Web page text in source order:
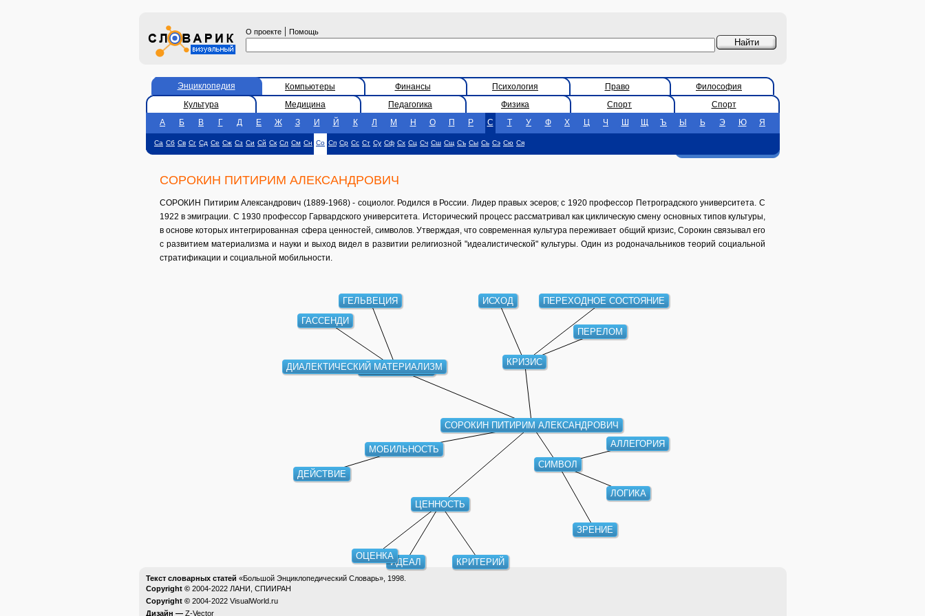
О проекте | Помощь
Энциклопедия Компьютеры Финансы Психология Право
Философия
Культура
Медицина Педагогика Физика Спорт
Спорт
А
Б В Г Д Е Ж З И Й К Л М Н О П Р С Т У Ф Х Ц Ч Ш Щ Ъ Ы Ь Э Ю Я
Са Сб Св Сг Сд Се Сж Сз Си Сй Ск Сл См Сн Со Сп Ср Сс Ст Су Сф Сх Сц Сч Сш Сщ Съ Сы Сь Сэ Сю Ся
СОРОКИН ПИТИРИМ АЛЕКСАНДРОВИЧ
СОРОКИН Питирим Александрович (1889-1968) - социолог. Родился в России. Лидер правых эсеров; с 1920 профессор Петроградского университета. С
1922 в эмиграции. С 1930 профессор Гарвардского университета. Исторический процесс рассматривал как циклическую смену основных типов культуры,
в основе которых интегрированная сфера ценностей, символов. Утверждая, что современная культура переживает общий кризис, Сорокин связывал его
с развитием материализма и науки и выход видел в развитии религиозной "идеалистической" культуры. Один из родоначальников теорий социальной
стратификации и социальной мобильности.
СОРОКИН ПИТИРИМ АЛЕКСАНДРОВИЧ
МОБИЛЬНОСТЬ
МАТЕРИАЛИЗМ
КРИЗИС
СИМВОЛ
ЦЕННОСТЬ
ДЕЙСТВИЕ
ДИАЛЕКТИЧЕСКИЙ МАТЕРИАЛИЗМ
ГАССЕНДИ
ГЕЛЬВЕЦИЯ ПЕРЕХОДНОЕ СОСТОЯНИЕ
ИСХОД
ПЕРЕЛОМ
АЛЛЕГОРИЯ
ЛОГИКА
ЗРЕНИЕ
КРИТЕРИЙ
ИДЕАЛ
ОЦЕНКА
Текст словарных статей «Большой Энциклопедический Словарь», 1998.
Copyright © 2004-2022 ЛАНИ, СПИИРАН
Copyright © 2004-2022 VisualWorld.ru
Дизайн — Z-Vector